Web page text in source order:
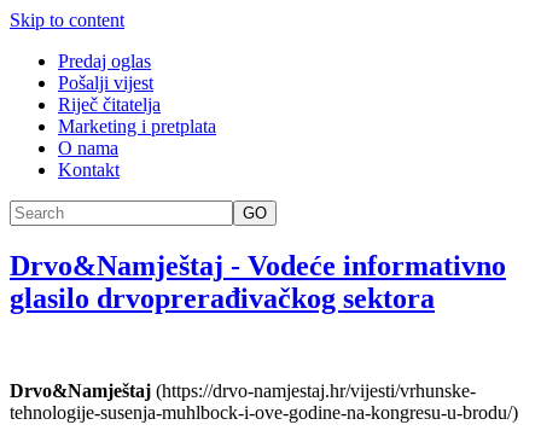
Skip to content
Predaj oglas
Pošalji vijest
Riječ čitatelja
Marketing i pretplata
O nama
Kontakt
GO
Drvo&Namještaj - Vodeće informativno
glasilo drvoprerađivačkog sektora
Drvo&Namještaj (https://drvo-namjestaj.hr/vijesti/vrhunske-
tehnologije-susenja-muhlbock-i-ove-godine-na-kongresu-u-brodu/)